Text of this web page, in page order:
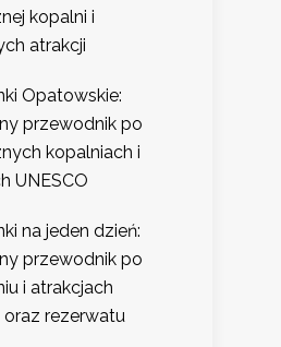
kopalni i
atrakcji
Opatowskie:
przewodnik po
kopalniach i
UNESCO
na jeden dzień:
przewodnik po
i atrakcjach
rezerwatu